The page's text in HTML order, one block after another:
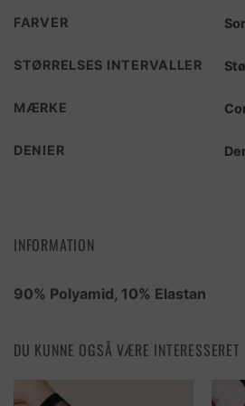
FARVER
STØRRELSES INTERVALLER
MÆRKE
DENIER
INFORMATION
90% Polyamid, 10% Elastan
DU KUNNE OGSÅ VÆRE